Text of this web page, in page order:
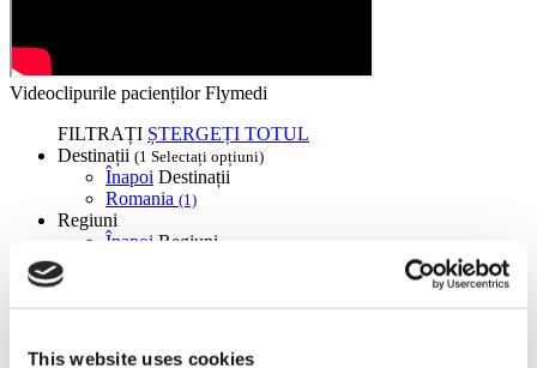
This website uses cookies
Videoclipurile pacienților Flymedi
FILTRAȚI ȘTERGEȚI TOTUL
Destinații (1 Selectați opțiuni)
Înapoi Destinații
Romania (1)
Regiuni
Înapoi Regiuni
Flymedi